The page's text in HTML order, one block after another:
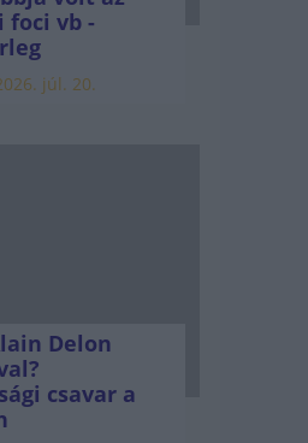
foci vb -
júl. 20.
Delon
csavar a